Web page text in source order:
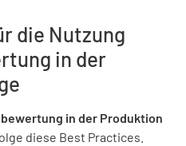
die Nutzung
in der
in der Produktion
diese Best Practices.